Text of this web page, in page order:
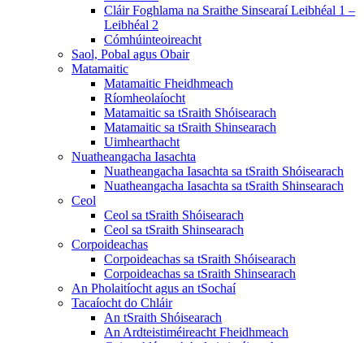
Cláir Foghlama na Sraithe Sinsearaí Leibhéal 1 –
Leibhéal 2
Cómhúinteoireacht
Saol, Pobal agus Obair
Matamaitic
Matamaitic Fheidhmeach
Ríomheolaíocht
Matamaitic sa tSraith Shóisearach
Matamaitic sa tSraith Shinsearach
Uimhearthacht
Nuatheangacha Iasachta
Nuatheangacha Iasachta sa tSraith Shóisearach
Nuatheangacha Iasachta sa tSraith Shinsearach
Ceol
Ceol sa tSraith Shóisearach
Ceol sa tSraith Shinsearach
Corpoideachas
Corpoideachas sa tSraith Shóisearach
Corpoideachas sa tSraith Shinsearach
An Pholaitíocht agus an tSochaí
Tacaíocht do Chláir
An tSraith Shóisearach
An Ardteistiméireacht Fheidhmeach